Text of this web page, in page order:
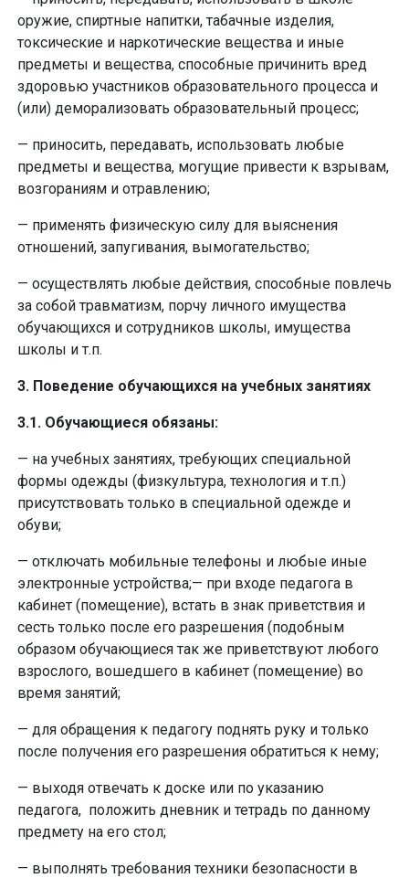
оружие, спиртные напитки, табачные изделия,
токсические и наркотические вещества и иные
предметы и вещества, способные причинить вред
здоровью участников образовательного процесса и
(или) деморализовать образовательный процесс;
— приносить, передавать, использовать любые
предметы и вещества, могущие привести к взрывам,
возгораниям и отравлению;
— применять физическую силу для выяснения
отношений, запугивания, вымогательство;
— осуществлять любые действия, способные повлечь
за собой травматизм, порчу личного имущества
обучающихся и сотрудников школы, имущества
школы и т.п.
3. Поведение обучающихся на учебных занятиях
3.1. Обучающиеся обязаны:
— на учебных занятиях, требующих специальной
формы одежды (физкультура, технология и т.п.)
присутствовать только в специальной одежде и
обуви;
— отключать мобильные телефоны и любые иные
электронные устройства;— при входе педагога в
кабинет (помещение), встать в знак приветствия и
сесть только после его разрешения (подобным
образом обучающиеся так же приветствуют любого
взрослого, вошедшего в кабинет (помещение) во
время занятий;
— для обращения к педагогу поднять руку и только
после получения его разрешения обратиться к нему;
— выходя отвечать к доске или по указанию
педагога, положить дневник и тетрадь по данному
предмету на его стол;
— выполнять требования техники безопасности в